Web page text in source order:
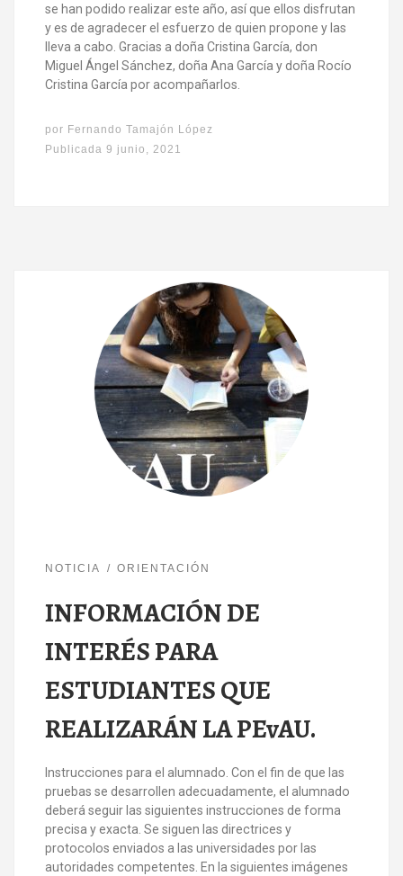
se han podido realizar este año, así que ellos disfrutan
y es de agradecer el esfuerzo de quien propone y las
lleva a cabo. Gracias a doña Cristina García, don
Miguel Ángel Sánchez, doña Ana García y doña Rocío
Cristina García por acompañarlos.
por Fernando Tamajón López
Publicada9 junio, 2021
NOTICIA ORIENTACIÓN
INFORMACIÓN DE
INTERÉS PARA
ESTUDIANTES QUE
REALIZARÁN LA PEvAU.
Instrucciones para el alumnado. Con el fin de que las
pruebas se desarrollen adecuadamente, el alumnado
deberá seguir las siguientes instrucciones de forma
precisa y exacta. Se siguen las directrices y
protocolos enviados a las universidades por las
autoridades competentes. En la siguientes imágenes